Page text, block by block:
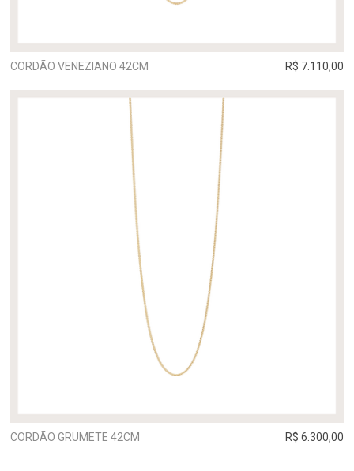
CORDÃO VENEZIANO 42CM R$ 7.110,00
CORDÃO GRUMETE 42CM R$ 6.300,00